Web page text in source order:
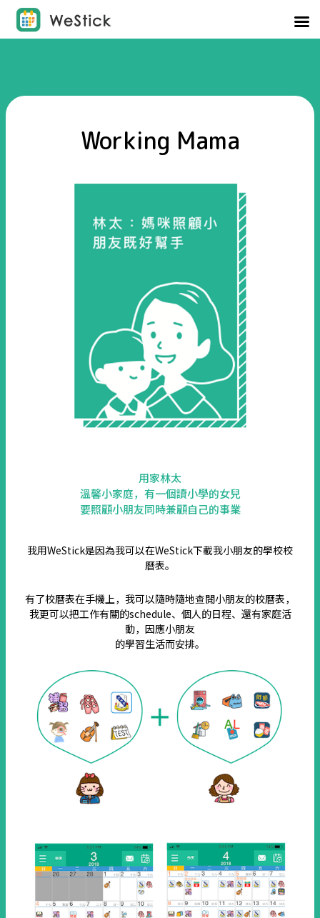
Working Mama
用家林太
溫馨小家庭，有一個讀小學的女兒
要照顧小朋友同時兼顧自己的事業
我用WeStick是因為我可以在WeStick下載我小朋友的學校校
曆表。
有了校曆表在手機上，我可以隨時隨地查閱小朋友的校曆表，
我更可以把工作有關的schedule、個人的日程、還有家庭活
動，因應小朋友
的學習生活而安排。